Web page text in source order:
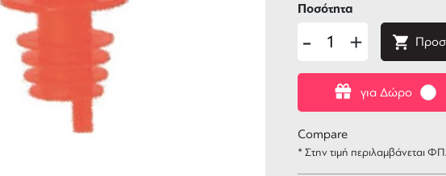
για Δώρο
Ποσότητα
- +
Compare
* Στην τιμή περιλαμβάνεται